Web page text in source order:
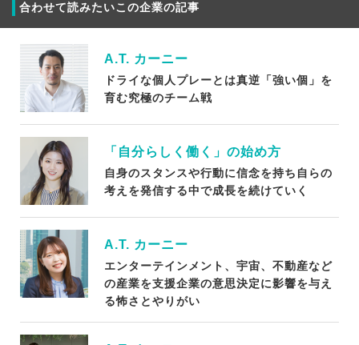
合わせて読みたいこの企業の記事
A.T. カーニー
ドライな個人プレーとは真逆「強い個」を
育む究極のチーム戦
「自分らしく働く」の始め方
自身のスタンスや行動に信念を持ち自らの
考えを発信する中で成長を続けていく
A.T. カーニー
エンターテインメント、宇宙、不動産など
の産業を支援企業の意思決定に影響を与え
る怖さとやりがい